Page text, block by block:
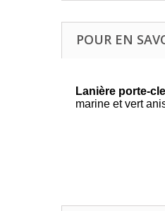
POUR EN
Lanière porte-
marine et vert